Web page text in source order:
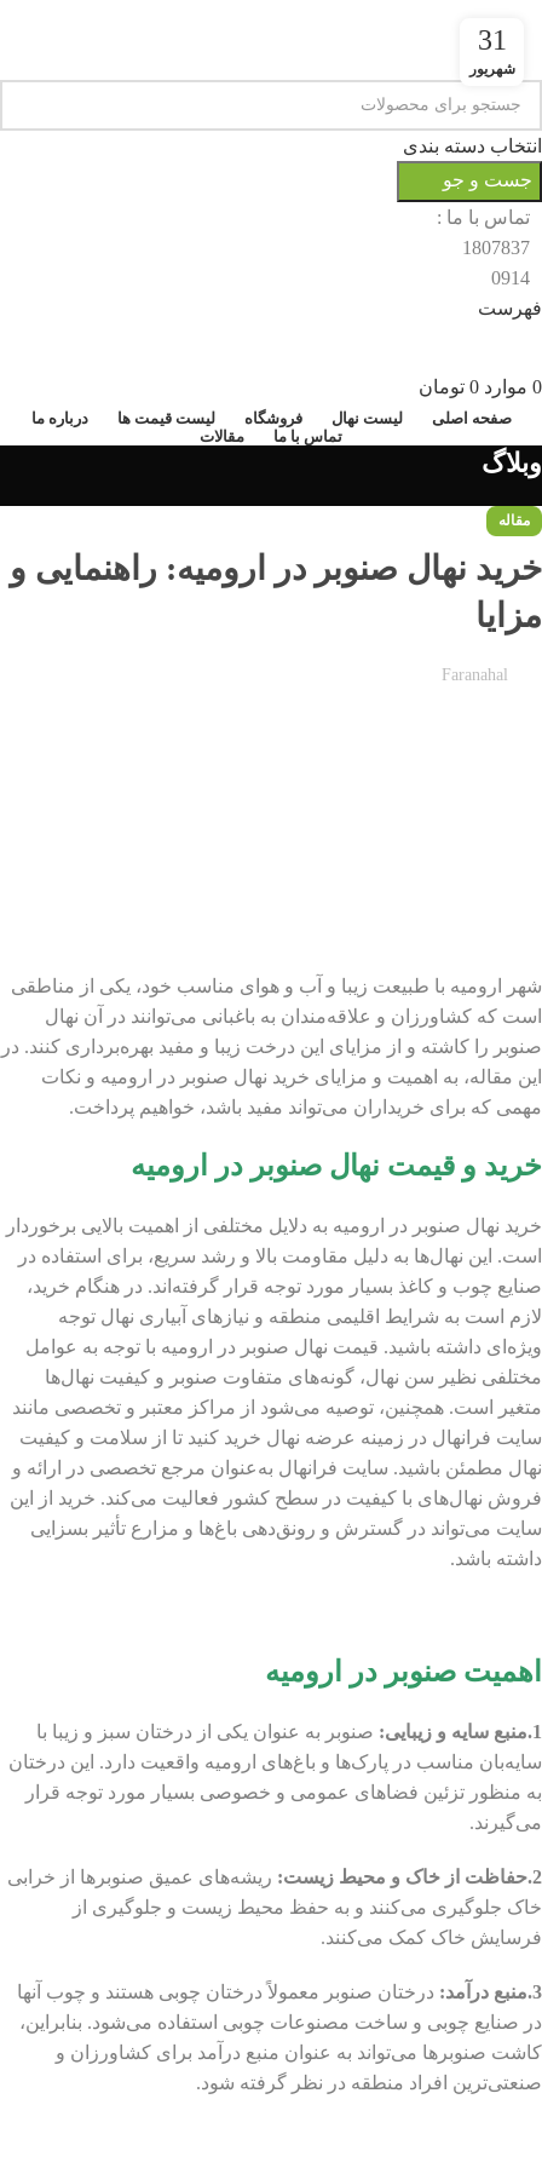
انتخاب دسته بندی
جست و جو
تماس با ما :
1807837
0914
فهرست
0 موارد 0 تومان
صفحه اصلی لیست نهال فروشگاه لیست قیمت ها
درباره ما
تماس با ما
مقالات
وبلاگ
مقاله
خرید نهال صنوبر در ارومیه: راهنمایی و
مزایا
Faranahal
31
شهریور
شهر ارومیه با طبیعت زیبا و آب و هوای مناسب خود، یکی از مناطقی
است که کشاورزان و علاقه‌مندان به باغبانی می‌توانند در آن نهال
صنوبر را کاشته و از مزایای این درخت زیبا و مفید بهره‌برداری کنند. در
این مقاله، به اهمیت و مزایای خرید نهال صنوبر در ارومیه و نکات
مهمی که برای خریداران می‌تواند مفید باشد، خواهیم پرداخت.
خرید و قیمت نهال صنوبر در ارومیه
خرید نهال صنوبر در ارومیه به دلایل مختلفی از اهمیت بالایی برخوردار
است. این نهال‌ها به دلیل مقاومت بالا و رشد سریع، برای استفاده در
صنایع چوب و کاغذ بسیار مورد توجه قرار گرفته‌اند. در هنگام خرید،
لازم است به شرایط اقلیمی منطقه و نیازهای آبیاری نهال توجه
ویژه‌ای داشته باشید. قیمت نهال صنوبر در ارومیه با توجه به عوامل
مختلفی نظیر سن نهال، گونه‌های متفاوت صنوبر و کیفیت نهال‌ها
متغیر است. همچنین، توصیه می‌شود از مراکز معتبر و تخصصی مانند
سایت فرانهال در زمینه عرضه نهال خرید کنید تا از سلامت و کیفیت
نهال مطمئن باشید. سایت فرانهال به‌عنوان مرجع تخصصی در ارائه و
فروش نهال‌های با کیفیت در سطح کشور فعالیت می‌کند. خرید از این
سایت می‌تواند در گسترش و رونق‌دهی باغ‌ها و مزارع تأثیر بسزایی
داشته باشد.
اهمیت صنوبر در ارومیه
1.منبع سایه و زیبایی:
صنوبر به عنوان یکی از درختان سبز و زیبا با
سایه‌بان مناسب در پارک‌ها و باغ‌های ارومیه واقعیت دارد. این درختان
به منظور تزئین فضاهای عمومی و خصوصی بسیار مورد توجه قرار
می‌گیرند.
2.حفاظت از خاک و محیط زیست:
ریشه‌های عمیق صنوبرها از خرابی
خاک جلوگیری می‌کنند و به حفظ محیط زیست و جلوگیری از
فرسایش خاک کمک می‌کنند.
3.منبع درآمد:
درختان صنوبر معمولاً درختان چوبی هستند و چوب آنها
در صنایع چوبی و ساخت مصنوعات چوبی استفاده می‌شود. بنابراین،
کاشت صنوبرها می‌تواند به عنوان منبع درآمد برای کشاورزان و
صنعتی‌ترین افراد منطقه در نظر گرفته شود.